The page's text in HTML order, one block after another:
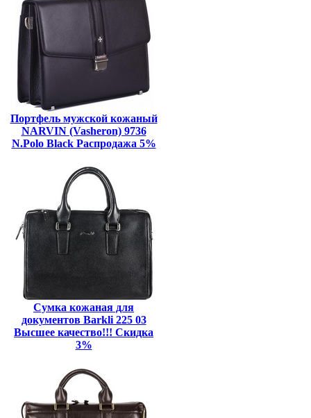
Портфель мужской кожаный
NARVIN (Vasheron) 9736
N.Polo Black Распродажа 5%
Сумка кожаная для
документов Barkli 225 03
Высшее качество!!! Скидка
3%